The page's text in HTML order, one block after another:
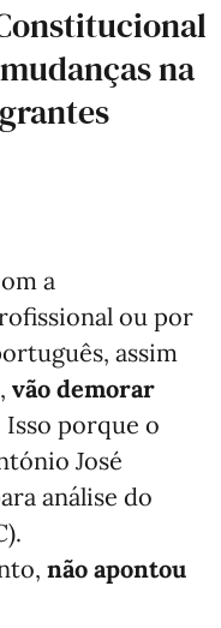
na
a
ou por
assim
vão demorar
Isso porque o
José
análise do
não apontou